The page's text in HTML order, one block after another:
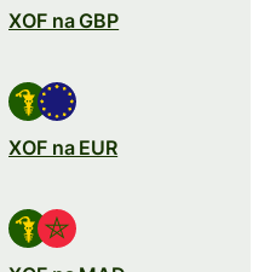
XOF na GBP
XOF na EUR